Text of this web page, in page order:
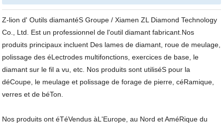
Z-lion d' Outils diamantéS Groupe / Xiamen ZL Diamond Technology
Co., Ltd. Est un professionnel de l'outil diamant fabricant.Nos
produits principaux incluent Des lames de diamant, roue de meulage,
polissage des éLectrodes multifonctions, exercices de base, le
diamant sur le fil a vu, etc. Nos produits sont utiliséS pour la
déCoupe, le meulage et polissage de forage de pierre, céRamique,
verres et de béTon.
Nos produits ont éTéVendus àL'Europe, au Nord et AméRique du